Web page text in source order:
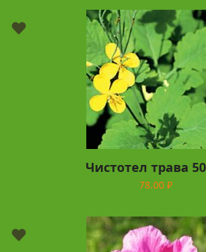
Чистотел трава
78.00 ₽